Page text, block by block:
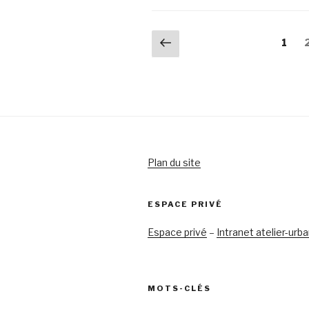
Navigation
précédente
Page
1
Plan du site
ESPACE PRIVÉ
Espace privé – Intranet atelier-
MOTS-CLÉS